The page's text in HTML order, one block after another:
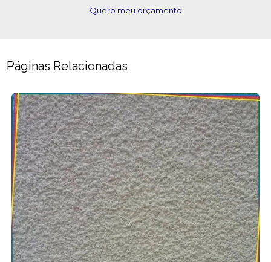
Quero meu orçamento
Páginas Relacionadas